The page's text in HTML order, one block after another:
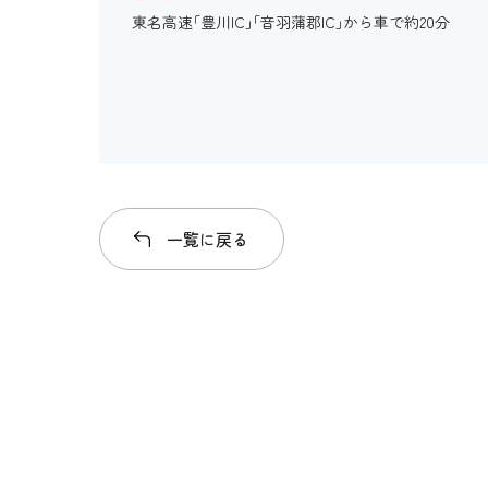
設備
老眼鏡の貸し出し
東名高速｢豊川IC｣｢音羽蒲郡IC｣から車で約20分
一覧に戻る